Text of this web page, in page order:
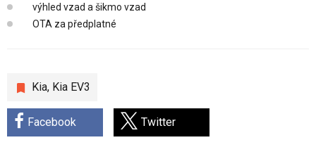
výhled vzad a šikmo vzad
OTA za předplatné
Kia, Kia EV3
Facebook Twitter